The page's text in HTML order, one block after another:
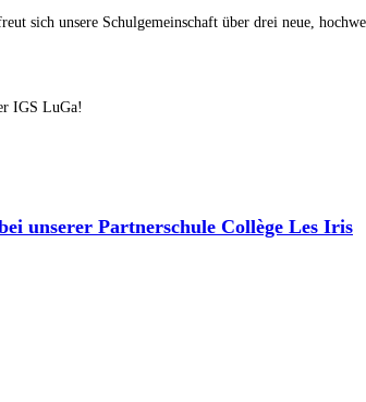
sich unsere Schulgemeinschaft über drei neue,
IGS LuGa!
unserer Partnerschule Collège Les Iris